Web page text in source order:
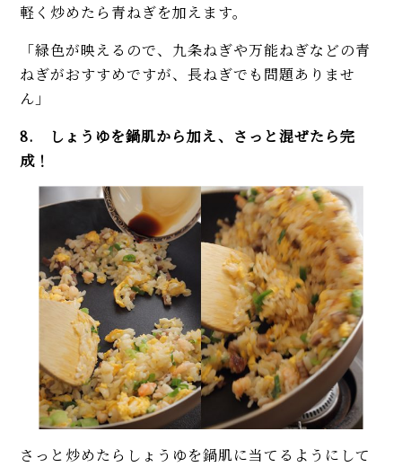
軽く炒めたら青ねぎを加えます。
「緑色が映えるので、九条ねぎや万能ねぎなどの青
ねぎがおすすめですが、長ねぎでも問題ありませ
ん」
8. しょうゆを鍋肌から加え、さっと混ぜたら完
成！
さっと炒めたらしょうゆを鍋肌に当てるようにして